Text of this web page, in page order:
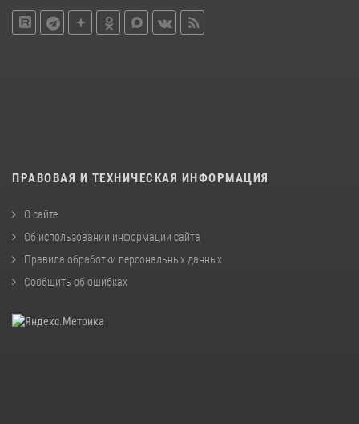
ПРАВОВАЯ И ТЕХНИЧЕСКАЯ ИНФОРМАЦИЯ
О сайте
Об использовании информации сайта
Правила обработки персональных данных
Сообщить об ошибках